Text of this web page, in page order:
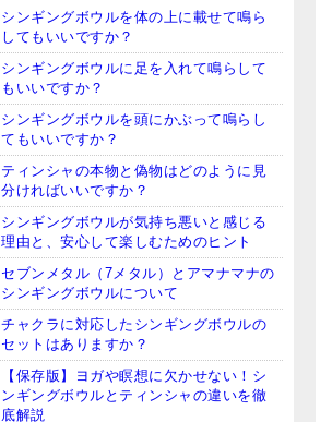
シンギングボウルを体の上に載せて鳴ら
してもいいですか？
シンギングボウルに足を入れて鳴らして
もいいですか？
シンギングボウルを頭にかぶって鳴らし
てもいいですか？
ティンシャの本物と偽物はどのように見
分ければいいですか？
シンギングボウルが気持ち悪いと感じる
理由と、安心して楽しむためのヒント
セブンメタル（7メタル）とアマナマナの
シンギングボウルについて
チャクラに対応したシンギングボウルの
セットはありますか？
【保存版】ヨガや瞑想に欠かせない！シ
ンギングボウルとティンシャの違いを徹
底解説